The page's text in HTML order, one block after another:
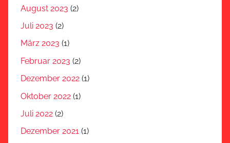
August 2023 (2)
Juli 2023 (2)
März 2023 (1)
Februar 2023 (2)
Dezember 2022 (1)
Oktober 2022 (1)
Juli 2022 (2)
Dezember 2021 (1)